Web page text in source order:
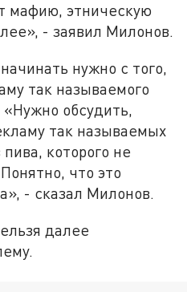
мафию, этническую
- заявил Милонов.
нужно с того,
так называемого
«Нужно обсудить,
так называемых
которого не
что это
- сказал Милонов.
далее